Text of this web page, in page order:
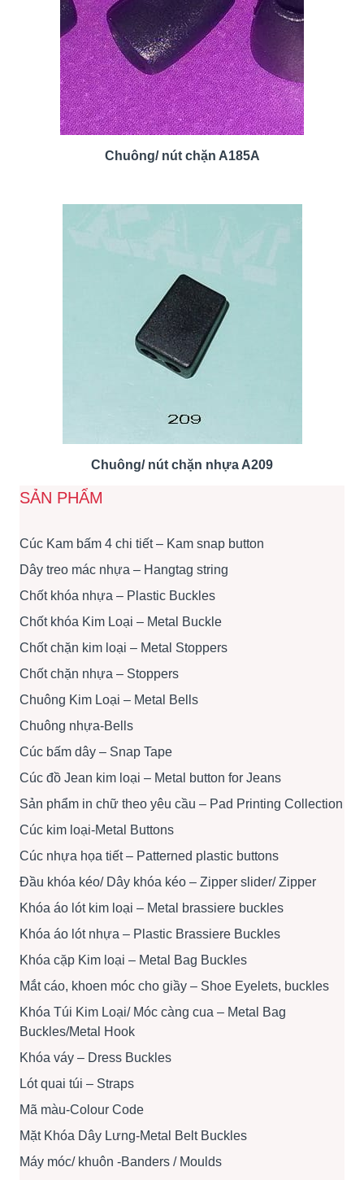
Chuông/ nút chặn A185A
Chuông/ nút chặn nhựa A209
SẢN PHẨM
Cúc Kam bấm 4 chi tiết – Kam snap button
Dây treo mác nhựa – Hangtag string
Chốt khóa nhựa – Plastic Buckles
Chốt khóa Kim Loại – Metal Buckle
Chốt chặn kim loại – Metal Stoppers
Chốt chặn nhựa – Stoppers
Chuông Kim Loại – Metal Bells
Chuông nhựa-Bells
Cúc bấm dây – Snap Tape
Cúc đồ Jean kim loại – Metal button for Jeans
Sản phẩm in chữ theo yêu cầu – Pad Printing Collection
Cúc kim loại-Metal Buttons
Cúc nhựa họa tiết – Patterned plastic buttons
Đầu khóa kéo/ Dây khóa kéo – Zipper slider/ Zipper
Khóa áo lót kim loại – Metal brassiere buckles
Khóa áo lót nhựa – Plastic Brassiere Buckles
Khóa cặp Kim loại – Metal Bag Buckles
Mắt cáo, khoen móc cho giầy – Shoe Eyelets, buckles
Khóa Túi Kim Loại/ Móc càng cua – Metal Bag
Buckles/Metal Hook
Khóa váy – Dress Buckles
Lót quai túi – Straps
Mã màu-Colour Code
Mặt Khóa Dây Lưng-Metal Belt Buckles
Máy móc/ khuôn -Banders / Moulds